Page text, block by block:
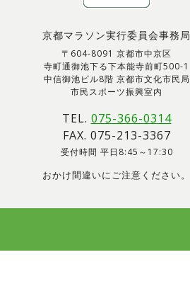
京都マラソン実行委員会事務局
〒604-8091 京都市中京区
寺町通御池下る下本能寺前町500-1
中信御池ビル8階 京都市文化市民局
市民スポーツ振興室内
TEL. 075-366-0314
FAX. 075-213-3367
受付時間 平日8:45～17:30
おかけ間違いにご注意ください。